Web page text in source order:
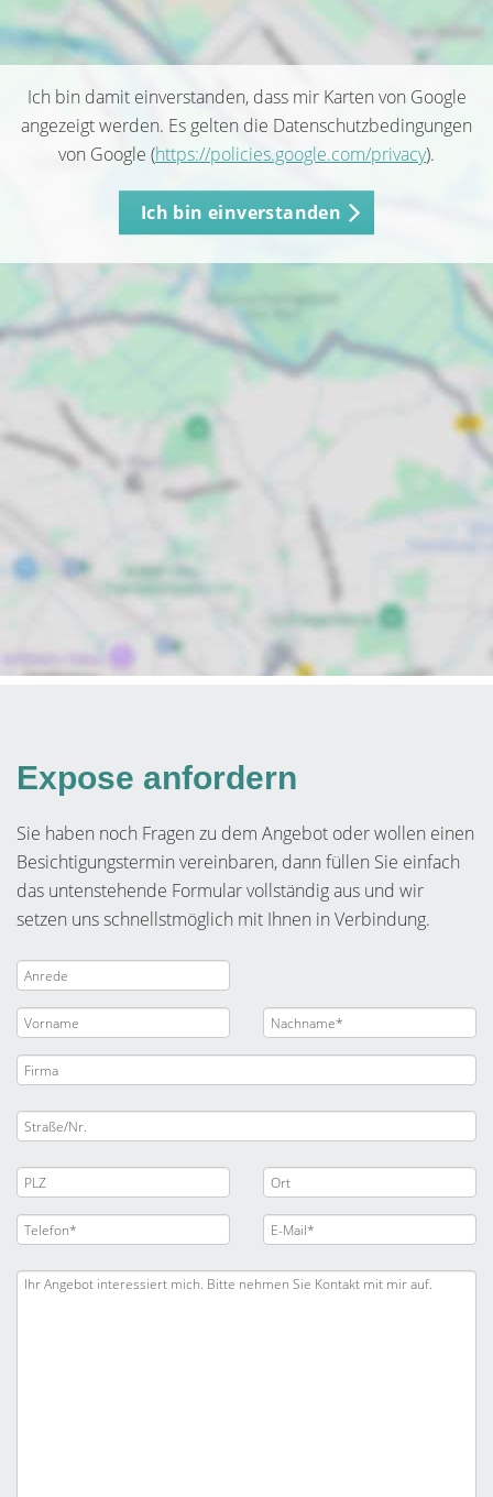
Ich bin damit einverstanden, dass mir Karten von Google
angezeigt werden. Es gelten die Datenschutzbedingungen
von Google (https://policies.google.com/privacy).
Ich bin einverstanden
Expose anfordern
Sie haben noch Fragen zu dem Angebot oder wollen einen
Besichtigungstermin vereinbaren, dann füllen Sie einfach
das untenstehende Formular vollständig aus und wir
setzen uns schnellstmöglich mit Ihnen in Verbindung.